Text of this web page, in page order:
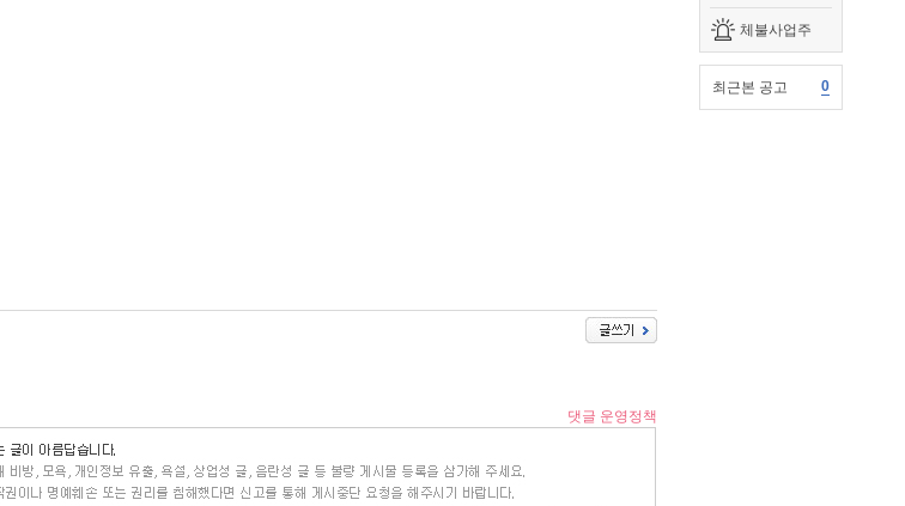
체불사업주
최근본 공고 0